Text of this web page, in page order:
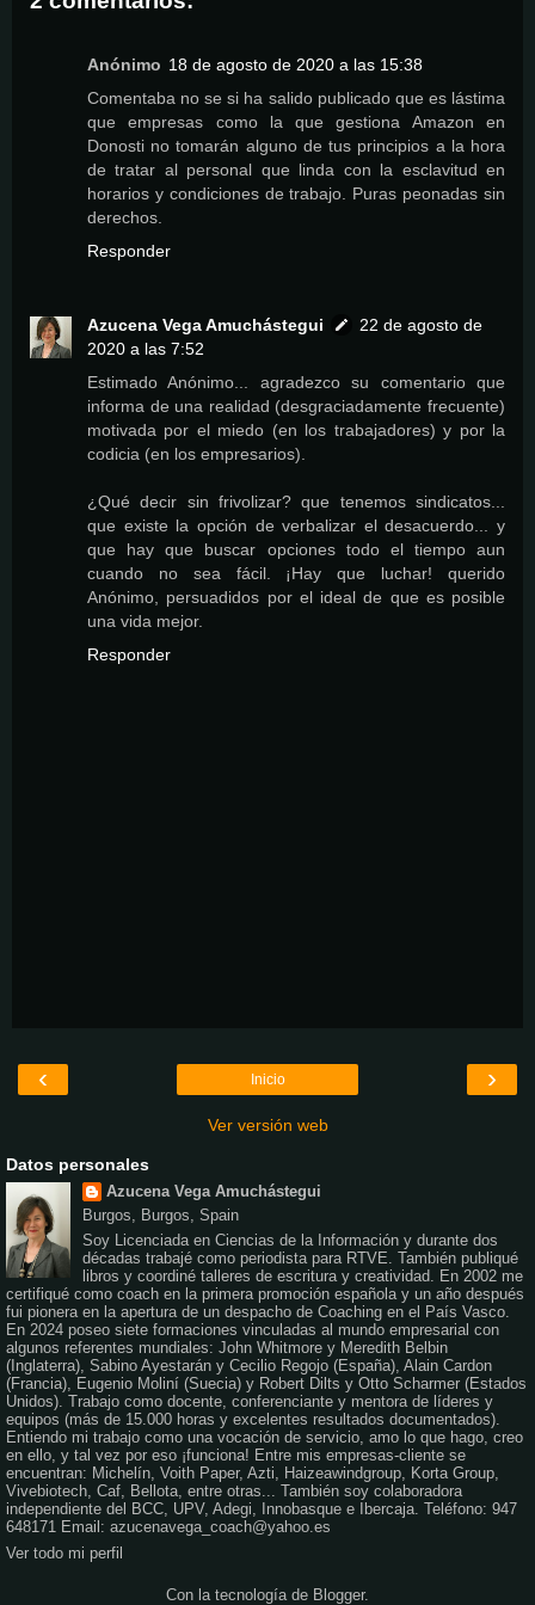
Anónimo 18 de agosto de 2020 a las 15:38
Comentaba no se si ha salido publicado que es lástima
que empresas como la que gestiona Amazon en
Donosti no tomarán alguno de tus principios a la hora
de tratar al personal que linda con la esclavitud en
horarios y condiciones de trabajo. Puras peonadas sin
derechos.
Responder
Azucena Vega Amuchástegui
22 de agosto de
2020 a las 7:52
Estimado Anónimo... agradezco su comentario que
informa de una realidad (desgraciadamente frecuente)
motivada por el miedo (en los trabajadores) y por la
codicia (en los empresarios).
¿Qué decir sin frivolizar? que tenemos sindicatos...
que existe la opción de verbalizar el desacuerdo... y
que hay que buscar opciones todo el tiempo aun
cuando no sea fácil. ¡Hay que luchar! querido
Anónimo, persuadidos por el ideal de que es posible
una vida mejor.
Responder
‹ ›
Inicio
Ver versión web
Datos personales
Azucena Vega Amuchástegui
Burgos, Burgos, Spain
Soy Licenciada en Ciencias de la Información y durante dos
décadas trabajé como periodista para RTVE. También publiqué
libros y coordiné talleres de escritura y creatividad. En 2002 me
certifiqué como coach en la primera promoción española y un año después
fui pionera en la apertura de un despacho de Coaching en el País Vasco.
En 2024 poseo siete formaciones vinculadas al mundo empresarial con
algunos referentes mundiales: John Whitmore y Meredith Belbin
(Inglaterra), Sabino Ayestarán y Cecilio Regojo (España), Alain Cardon
(Francia), Eugenio Moliní (Suecia) y Robert Dilts y Otto Scharmer (Estados
Unidos). Trabajo como docente, conferenciante y mentora de líderes y
equipos (más de 15.000 horas y excelentes resultados documentados).
Entiendo mi trabajo como una vocación de servicio, amo lo que hago, creo
en ello, y tal vez por eso ¡funciona! Entre mis empresas-cliente se
encuentran: Michelín, Voith Paper, Azti, Haizeawindgroup, Korta Group,
Vivebiotech, Caf, Bellota, entre otras... También soy colaboradora
independiente del BCC, UPV, Adegi, Innobasque e Ibercaja. Teléfono: 947
648171 Email: azucenavega_coach@yahoo.es
Ver todo mi perfil
Con la tecnología de Blogger.